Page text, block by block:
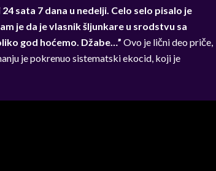
sata 7 dana u nedelji. Celo selo pisalo je
je da je vlasnik šljunkare u srodstvu sa
god hoćemo. Džabe…” Ovo je lični deo priče,
je pokrenuo sistematski ekocid, koji je